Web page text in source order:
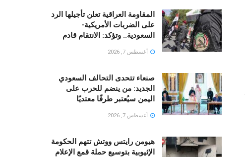
المقاومة العراقية تعلن تأجيلها الرد
على الضربات الأمريكية-
السعودية.. وتؤكد: الانتقام قادم
أغسطس 7, 2026
صنعاء تتحدى التحالف السعودي
الجديد: من ينضم للحرب على
اليمن سيُعتبر طرفًا معتديًا
أغسطس 7, 2026
هيومن رايتس ووتش تتهم الحكومة
الإثيوبية بتوسيع حملة قمع الإعلام